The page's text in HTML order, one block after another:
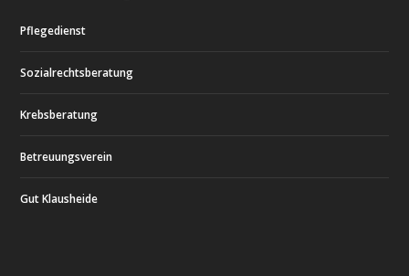
Pflegedienst
Sozialrechtsberatung
Krebsberatung
Betreuungsverein
Gut Klausheide